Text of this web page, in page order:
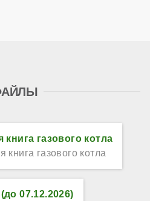
книга газового котла
книга газового котла
07.12.2026)